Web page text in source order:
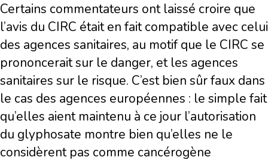
Certains commentateurs ont laissé croire que
l’avis du CIRC était en fait compatible avec celui
des agences sanitaires, au motif que le CIRC se
prononcerait sur le danger, et les agences
sanitaires sur le risque. C’est bien sûr faux dans
le cas des agences européennes : le simple fait
qu’elles aient maintenu à ce jour l’autorisation
du glyphosate montre bien qu’elles ne le
considèrent pas comme cancérogène